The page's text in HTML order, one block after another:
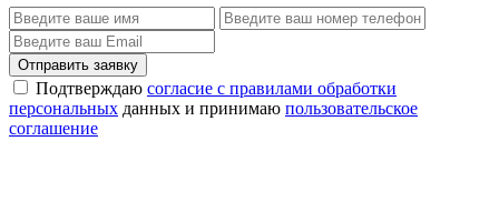
Отправить заявку
Подтверждаю согласие с правилами обработки
персональных данных и принимаю пользовательское
соглашение